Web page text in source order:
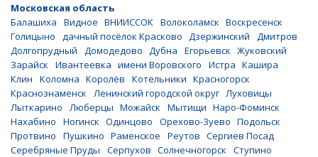
Московская область
Балашиха
Видное ВНИИССОК Волоколамск Воскресенск
Голицыно
дачный посёлок Красково Дзержинский
Дмитров
Долгопрудный
Домодедово Дубна Егорьевск Жуковский
Зарайск
Ивантеевка имени Воровского Истра Кашира
Клин
Коломна Королёв Котельники Красногорск
Краснознаменск
Ленинский городской округ Луховицы
Лыткарино
Люберцы Можайск Мытищи Наро-Фоминск
Нахабино
Ногинск Одинцово Орехово-Зуево Подольск
Протвино
Пушкино Раменское Реутов Сергиев Посад
Серебряные Пруды
Серпухов Солнечногорск
Ступино